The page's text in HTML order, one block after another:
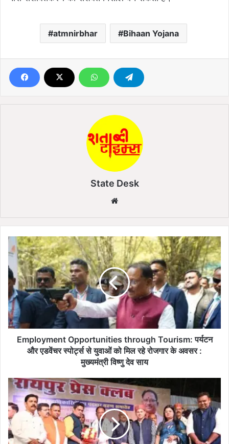
atmnirbhar Bihaan Yojana
State Desk
te
E
m
l
o
y
m
e
n
o
r
t
u
n
i
Employment Opportunities through Tourism: पर्यटन
और एडवेंचर स्पोर्ट्स से युवाओं को मिल रहे रोजगार के अवसर :
मुख्यमंत्री विष्णु देव साय
प्रे
स
लो
क
तं
त्र